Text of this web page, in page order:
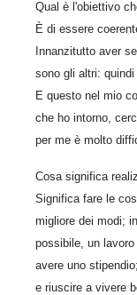
Qual è l'obiettivo
È di essere
Innanzitutto aver
sono gli altri:
E questo nel mio
che ho intorno,
per me è molto
Cosa significa
Significa fare le
migliore dei modi;
possibile, un
avere uno
e riuscire a vivere